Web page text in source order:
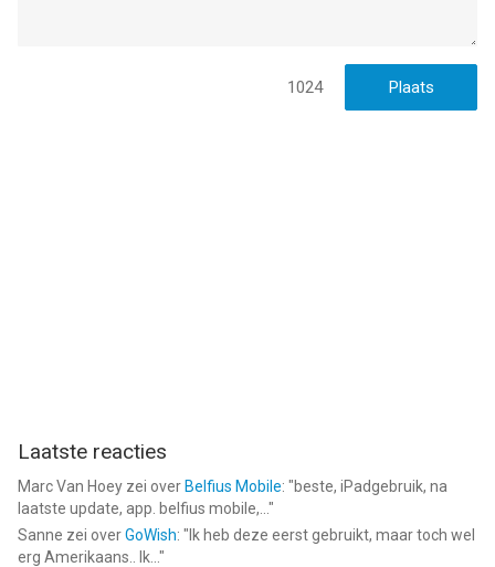
1024
Laatste reacties
Marc Van Hoey zei over Belfius Mobile: "beste, iPadgebruik, na
laatste update, app. belfius mobile,... "
Sanne zei overGoWish: " Ik heb deze eerst gebruikt, maar toch wel
erg Amerikaans.. Ik... "